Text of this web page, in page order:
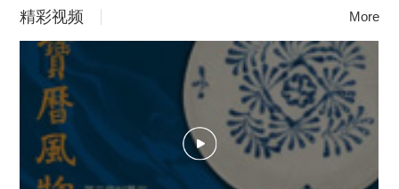
精彩视频 More